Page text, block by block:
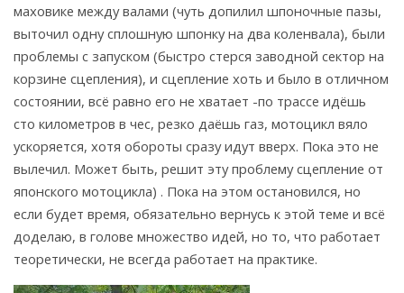
маховике между валами (чуть допилил шпоночные пазы,
выточил одну сплошную шпонку на два коленвала), были
проблемы с запуском (быстро стерся заводной сектор на
корзине сцепления), и сцепление хоть и было в отличном
состоянии, всё равно его не хватает -по трассе идёшь
сто километров в чес, резко даёшь газ, мотоцикл вяло
ускоряется, хотя обороты сразу идут вверх. Пока это не
вылечил. Может быть, решит эту проблему сцепление от
японского мотоцикла) . Пока на этом остановился, но
если будет время, обязательно вернусь к этой теме и всё
доделаю, в голове множество идей, но то, что работает
теоретически, не всегда работает на практике.